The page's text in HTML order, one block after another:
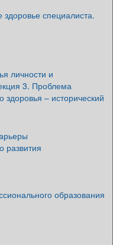
специалиста.
личности и
3. Проблема
здоровья – исторический
развития
образования